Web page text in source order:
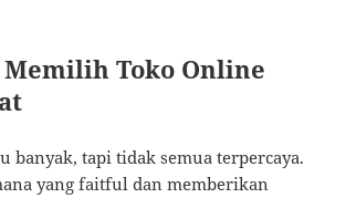
Memilih Toko Online
banyak, tapi tidak semua terpercaya.
yang faitful dan memberikan